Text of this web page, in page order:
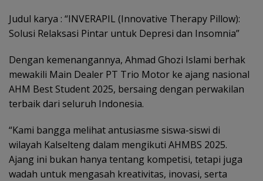
Judul karya : “INVERAPIL (Innovative Therapy Pillow):
Solusi Relaksasi Pintar untuk Depresi dan Insomnia”
Dengan kemenangannya, Ahmad Ghozi Islami berhak
mewakili Main Dealer PT Trio Motor ke ajang nasional
AHM Best Student 2025, bersaing dengan perwakilan
terbaik dari seluruh Indonesia.
“Kami bangga melihat antusiasme siswa-siswi di
wilayah Kalselteng dalam mengikuti AHMBS 2025.
Ajang ini bukan hanya tentang kompetisi, tetapi juga
wadah untuk mengasah kreativitas, inovasi, serta